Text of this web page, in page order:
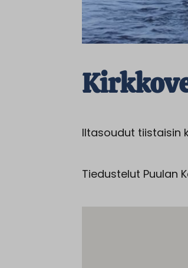
Iltasoudut tiistaisin
Tiedustelut Puulan